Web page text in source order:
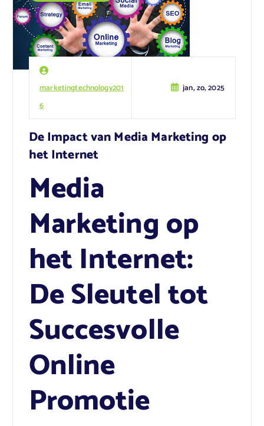
marketingtechnology201
6
jan, zo, 2025
De Impact van Media Marketing op
het Internet
Media
Marketing op
het Internet:
De Sleutel tot
Succesvolle
Online
Promotie